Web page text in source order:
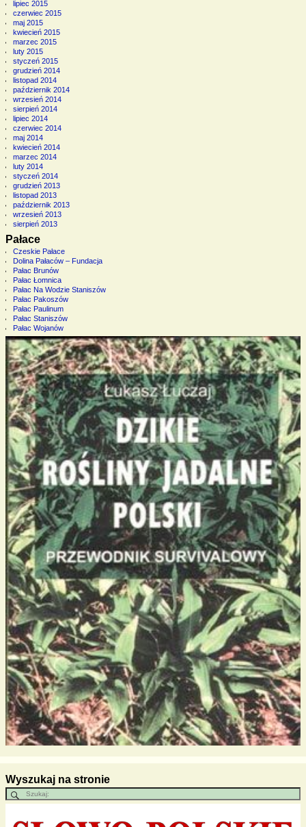
lipiec 2015
czerwiec 2015
maj 2015
kwiecień 2015
marzec 2015
luty 2015
styczeń 2015
grudzień 2014
listopad 2014
październik 2014
wrzesień 2014
sierpień 2014
lipiec 2014
czerwiec 2014
maj 2014
kwiecień 2014
marzec 2014
luty 2014
styczeń 2014
grudzień 2013
listopad 2013
październik 2013
wrzesień 2013
sierpień 2013
Pałace
Czeskie Pałace
Dolina Pałaców – Fundacja
Pałac Brunów
Pałac Łomnica
Pałac Na Wodzie Staniszów
Pałac Pakoszów
Pałac Paulinum
Pałac Staniszów
Pałac Wojanów
Wyszukaj na stronie